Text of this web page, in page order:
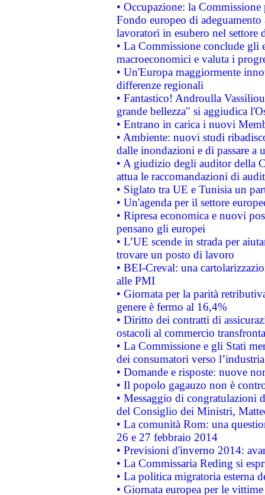
• Occupazione: la
Fondo europeo di
lavoratori in esubero nel
• La Commissione conclude
macroeconomici e valuta i
• Un'Europa maggiormente
differenze regionali
• Fantastico! Androulla
grande bellezza" si aggiudica
• Entrano in carica i nuovi
• Ambiente: nuovi studi
dalle inondazioni e di passare a
• A giudizio degli auditor della
attua le raccomandazioni di
• Siglato tra UE e Tunisia un
• Un'agenda per il settore
• Ripresa economica e nuovi
pensano gli europei
• L’UE scende in strada per
trovare un posto di lavoro
• BEI-Creval: una
alle PMI
• Giornata per la parità
genere è fermo al 16,4%
• Diritto dei contratti di
ostacoli al commercio
• La Commissione e gli Stati
dei consumatori verso
• Domande e risposte: nuove
• Il popolo gagauzo non è
• Messaggio di congratulazioni
del Consiglio dei Ministri,
• La comunità Rom: una
26 e 27 febbraio 2014
• Previsioni d'inverno 2014:
• La Commissaria Reding si
• La politica migratoria esterna
• Giornata europea per le